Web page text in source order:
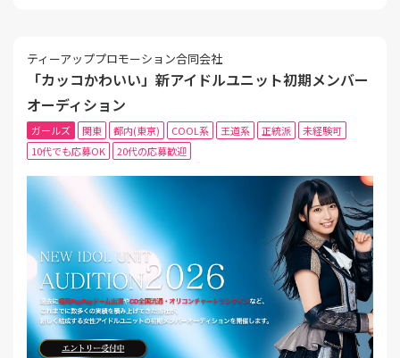
ティーアッププロモーション合同会社
「カッコかわいい」新アイドルユニット初期メンバー
オーディション
ガールズ 関東 都内(東京) COOL系 王道系 正統派
未経験可
10代でも応募OK
20代の応募歓迎